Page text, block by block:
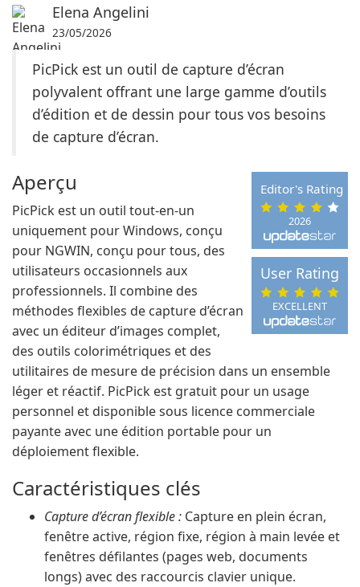
Elena Angelini
23/05/2026
PicPick est un outil de capture d’écran
polyvalent offrant une large gamme d’outils
d’édition et de dessin pour tous vos besoins
de capture d’écran.
2026
Editor's Rating
EXCELLENT
User Rating
Aperçu
PicPick est un outil tout-en-un
uniquement pour Windows, conçu
pour NGWIN, conçu pour tous, des
utilisateurs occasionnels aux
professionnels. Il combine des
méthodes flexibles de capture d’écran
avec un éditeur d’images complet,
des outils colorimétriques et des
utilitaires de mesure de précision dans un ensemble
léger et réactif. PicPick est gratuit pour un usage
personnel et disponible sous licence commerciale
payante avec une édition portable pour un
déploiement flexible.
Caractéristiques clés
Capture d’écran flexible : Capture en plein écran,
fenêtre active, région fixe, région à main levée et
fenêtres défilantes (pages web, documents
longs) avec des raccourcis clavier unique.